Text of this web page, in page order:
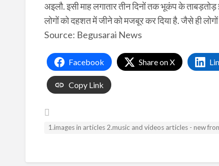
अइलौ. इसी माह लगातार तीन दिनों तक भूकंप के
लोगों को दहशत में जीने को मजबूर कर दिया है. जैसे ही
Source: Begusarai News
Facebook Share on X
Copy Link
1.images in articles 2.music and videos articles - new